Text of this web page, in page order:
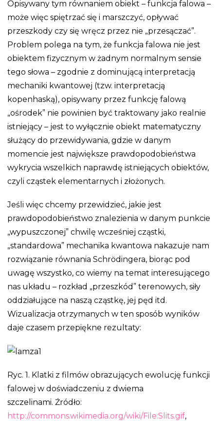
Opisywany tym równaniem obiekt – funkcja falowa –
może więc spiętrzać się i marszczyć, opływać
przeszkody czy się wręcz przez nie „przesączać”.
Problem polega na tym, że funkcja falowa nie jest
obiektem fizycznym w żadnym normalnym sensie
tego słowa – zgodnie z dominującą interpretacją
mechaniki kwantowej (tzw. interpretacją
kopenhaską), opisywany przez funkcję falową
„ośrodek” nie powinien być traktowany jako realnie
istniejący – jest to wyłącznie obiekt matematyczny
służący do przewidywania, gdzie w danym
momencie jest największe prawdopodobieństwa
wykrycia wszelkich naprawdę istniejących obiektów,
czyli cząstek elementarnych i złożonych.
Jeśli więc chcemy przewidzieć, jakie jest
prawdopodobieństwo znalezienia w danym punkcie
„wypuszczonej” chwilę wcześniej cząstki,
„standardowa” mechanika kwantowa nakazuje nam
rozwiązanie równania Schrödingera, biorąc pod
uwagę wszystko, co wiemy na temat interesującego
nas układu – rozkład „przeszkód” terenowych, siły
oddziałujące na naszą cząstkę, jej pęd itd.
Wizualizacja otrzymanych w ten sposób wyników
daje czasem przepiękne rezultaty:
Ryc. 1. Klatki z filmów obrazujących ewolucję funkcji
falowej w doświadczeniu z dwiema
szczelinami. Źródło:
http://commons.wikimedia.org/wiki/File:Slits.gif,